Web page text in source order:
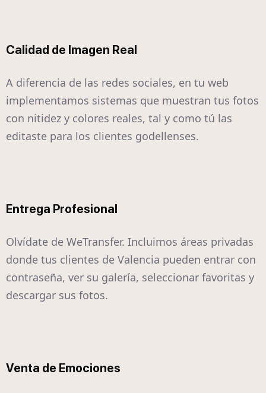
Calidad de Imagen Real
A diferencia de las redes sociales, en tu web
implementamos sistemas que muestran tus fotos
con nitidez y colores reales, tal y como tú las
editaste para los clientes godellenses.
Entrega Profesional
Olvídate de WeTransfer. Incluimos áreas privadas
donde tus clientes de Valencia pueden entrar con
contraseña, ver su galería, seleccionar favoritas y
descargar sus fotos.
Venta de Emociones